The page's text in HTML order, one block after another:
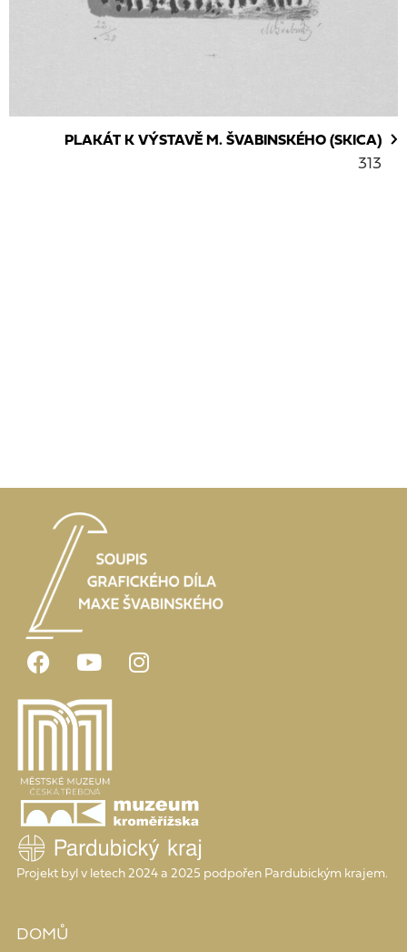
PLAKÁT K VÝSTAVĚ M. ŠVABINSKÉHO (SKICA)
313
Projekt byl v letech 2024 a 2025 podpořen Pardubickým krajem.
DOMŮ